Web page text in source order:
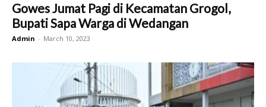
Gowes Jumat Pagi di Kecamatan Grogol,
Bupati Sapa Warga di Wedangan
Admin - March 10, 2023